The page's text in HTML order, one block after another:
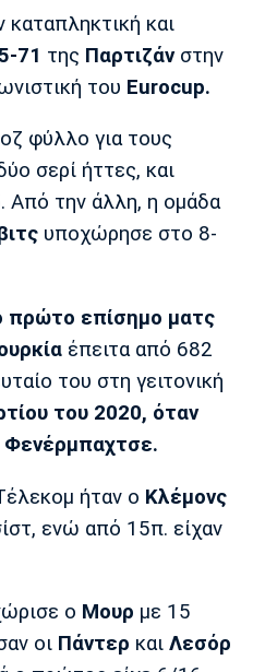
Πανσερραϊκός
Ατλέτικο
Γιουβέντους
Μπάγερν
καταπληκτική και
71 της Παρτιζάνστην
του Eurocup.
φύλλο για τους
σερί ήττες, και
Από την άλλη, η ομάδα
υποχώρησε στο 8-
πρώτο επίσημο ματς
έπειτα από 682
του στη γειτονική
του 2020, όταν
Φενέρμπαχτσε.
ήταν ο Κλέμονς
ενώ από 15π. είχαν
ο Μουρ με 15
οι Πάντερ και Λεσόρ